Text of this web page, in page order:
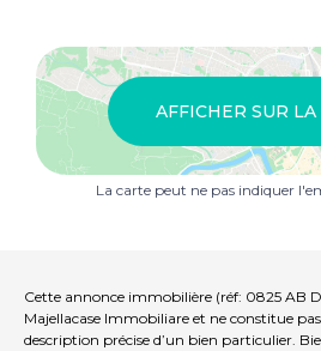
AFFICHER SUR LA
La carte peut ne pas indiquer
Cette annonce immobilière (réf: 0825 AB
Majellacase Immobiliare et ne constitue
description précise d’un bien particulier.